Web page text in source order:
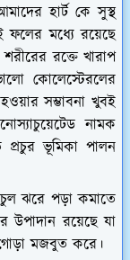
হার্ট কে সুস্থ
ফলের মধ্যে রয়েছে
রক্তে খারাপ
কোলেস্টেরলের
সম্ভাবনা খুবই
নামক
প্রচুর ভূমিকা পালন
ঝরে পড়া কমাতে
উপাদান রয়েছে যা
মজবুত করে।